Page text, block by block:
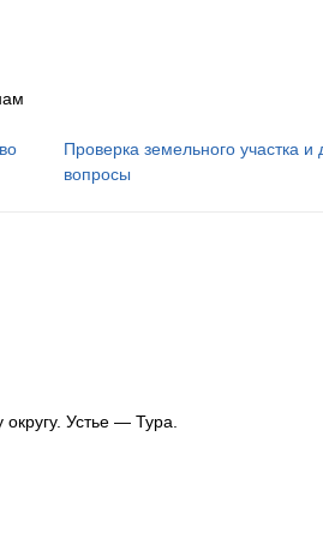
Проверка земельного участка и
вопросы
. Устье — Тура.